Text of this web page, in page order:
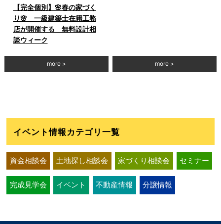
【完全個別】🌸春の家づく
り🌸 一級建築士在籍工務
店が開催する 無料設計相
談ウィーク
more more
イベント情報カテゴリ一覧
資金相談会 土地探し相談会 家づくり相談会 セミナー
完成見学会 イベント 不動産情報 分譲情報